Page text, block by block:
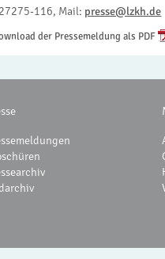
116, Mail: presse@lzkh.de
der Pressemeldung als PDF